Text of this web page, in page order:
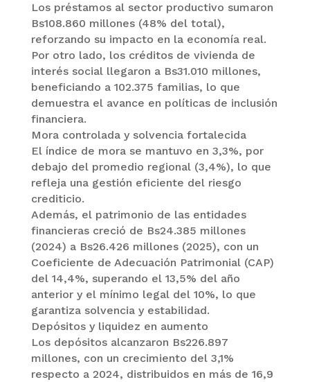
Los préstamos al sector productivo sumaron
Bs108.860 millones (48% del total),
reforzando su impacto en la economía real.
Por otro lado, los créditos de vivienda de
interés social llegaron a Bs31.010 millones,
beneficiando a 102.375 familias, lo que
demuestra el avance en políticas de inclusión
financiera.
Mora controlada y solvencia fortalecida
El índice de mora se mantuvo en 3,3%, por
debajo del promedio regional (3,4%), lo que
refleja una gestión eficiente del riesgo
crediticio.
Además, el patrimonio de las entidades
financieras creció de Bs24.385 millones
(2024) a Bs26.426 millones (2025), con un
Coeficiente de Adecuación Patrimonial (CAP)
del 14,4%, superando el 13,5% del año
anterior y el mínimo legal del 10%, lo que
garantiza solvencia y estabilidad.
Depósitos y liquidez en aumento
Los depósitos alcanzaron Bs226.897
millones, con un crecimiento del 3,1%
respecto a 2024, distribuidos en más de 16,9